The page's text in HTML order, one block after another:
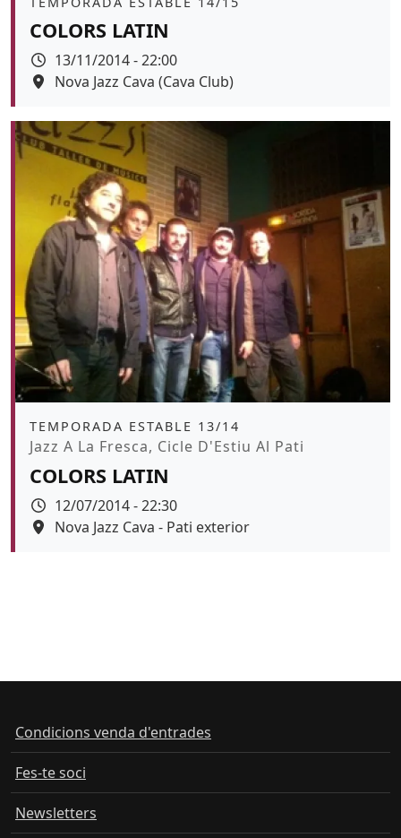
COLORS LATIN
Data
13/11/2014 - 22:00
Espai
Nova Jazz Cava (Cava Club)
Àmbit
TEMPORADA ESTABLE 13/14
Promoció
Jazz A La Fresca, Cicle D'Estiu Al Pati
COLORS LATIN
Data
12/07/2014 - 22:30
Espai
Nova Jazz Cava - Pati exterior
Condicions venda d'entrades
Fes-te soci
Newsletters